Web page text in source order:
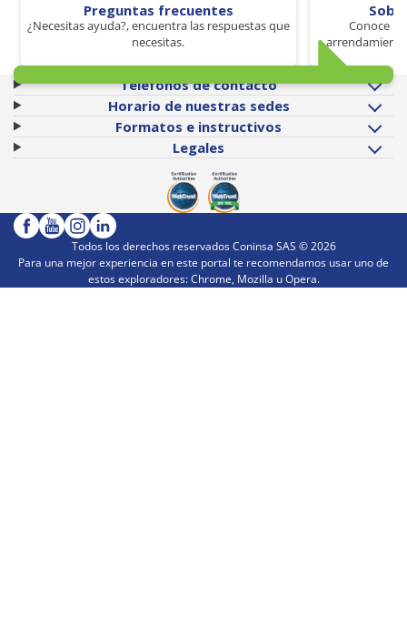
Preguntas frecuentes
¿Necesitas ayuda?, encuentra las respuestas que
necesitas.
Conoce
Teléfonos de contacto
Horario de nuestras sedes
Formatos e instructivos
Legales
Todos los derechos reservados Coninsa SAS ©2026
Para una mejor experiencia en este portal te recomendamos usar uno de
estos exploradores: Chrome, Mozilla u Opera.